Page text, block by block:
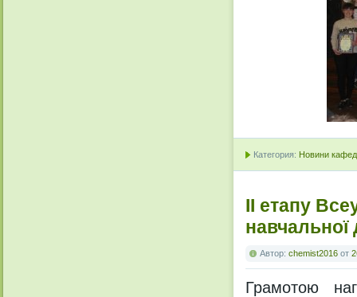
Категория: Новини
ІІ етапу
Автор: chemist2016 от
Грамотою